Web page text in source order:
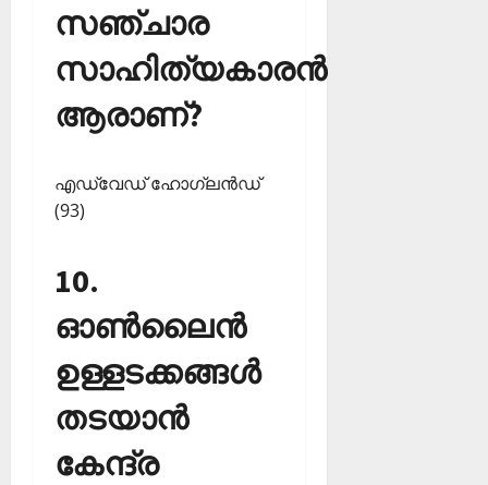
സഞ്ചാര
സാഹിത്യകാരന്‍
ആരാണ്?
എഡ്വേഡ് ഹോഗ്ലന്‍ഡ്
(93)
10.
ഓണ്‍ലൈന്‍
ഉള്ളടക്കങ്ങള്‍
തടയാന്‍
കേന്ദ്ര